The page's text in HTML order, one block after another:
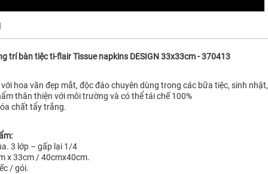
trí bàn tiệc ti-flair Tissue napkins DESIGN 33x33cm - 370413
hoa văn đẹp mắt, độc đáo chuyên dùng trong các bữa tiệc, sinh
thân thiện với môi trường và có thể tái chế 100%
chất tẩy trắng.
3 lớp – gấp lại 1/4
x 33cm / 40cmx40cm.
/ gói.